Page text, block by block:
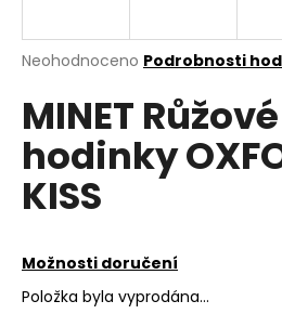
Průměrné
produktu
je
0,0
5
hvězdiček.
Neohodnoceno Podrobnosti
MINET
hodinky
KISS
Možnosti doručení
Položka byla vyprodána…
j
t
?